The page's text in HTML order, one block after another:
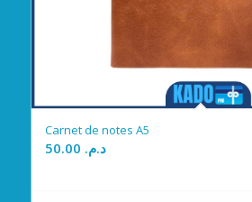
Carnet de notes A5
د.م.